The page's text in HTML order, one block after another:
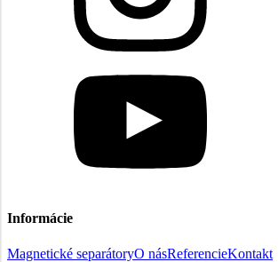
Informácie
Magnetické separátoryO násReferencieKontakt